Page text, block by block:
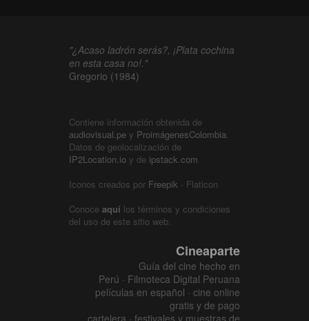
"¿Acaso ladrón serás?, ¡Plata cochina
en esta casa no!."
Gregorio (1984)
Contiene información obtenida de
audiovisual.pe y ProimágenesColombia.
Datos de geolocalización de
IP2Location.io y de ipstack.com
Iconos creados por Freepik - Flaticon
Conoce aquí los términos y condiciones
del uso de este sitio web.
Cineaparte
Guía del cine hecho en
Perú · Filmoteca Digital Peruana
películas en español · cine online
gratis y de pago